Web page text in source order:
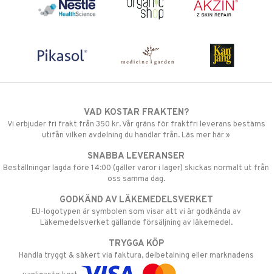
VAD KOSTAR FRAKTEN?
Vi erbjuder fri frakt från 350 kr. Vår gräns för fraktfri leverans bestäms
utifån vilken avdelning du handlar från. Läs mer här »
SNABBA LEVERANSER
Beställningar lagda före 14:00 (gäller varor i lager) skickas normalt ut från
oss samma dag.
GODKÄND AV LÄKEMEDELSVERKET
EU-logotypen är symbolen som visar att vi är godkända av
Läkemedelsverket gällande försäljning av läkemedel.
TRYGGA KÖP
Handla tryggt & säkert via faktura, delbetalning eller marknadens